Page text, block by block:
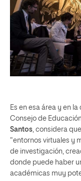
Es en esa área y en
Consejo de
Santos , considera
“entornos virtuales y
de investigación,
donde puede haber
académicas muy